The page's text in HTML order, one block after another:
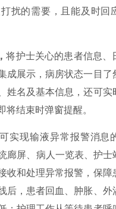
扰的需要，且能及时回
将护士关心的患者信息、
成展示，病房状态一目了
姓名及基本信息，还可实
将结束时弹窗提醒。
可实现输液异常报警消息
廊屏、病人一览表、护士
收和处理异常报警，保障
后，患者回血、肿胀、外